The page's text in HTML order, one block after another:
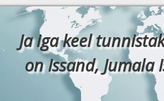
Ja iga keel
on Issand, Jumala